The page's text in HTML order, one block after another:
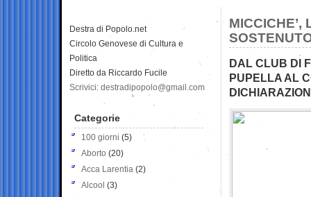
MICCICHE’,
DAL CLUB DI
PUPELLA AL
Destra di Popolo.net
Circolo Genovese di Cultura e
Politica
Diretto da Riccardo Fucile
Scrivici: destradipopolo@gmail.com
Categorie
100 giorni (5)
Aborto (20)
Acca Larentia (2)
Alcool (3)